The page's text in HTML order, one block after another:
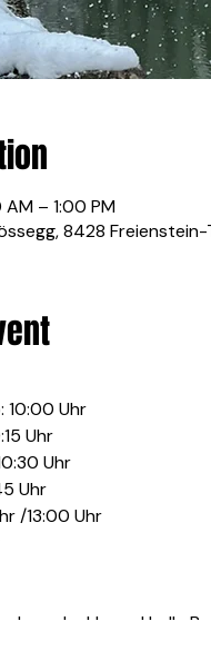
– 1:00 PM
8428 Freienstein-
10:00 Uhr
Uhr
Uhr
Uhr
/13:00 Uhr
dunkle und helle